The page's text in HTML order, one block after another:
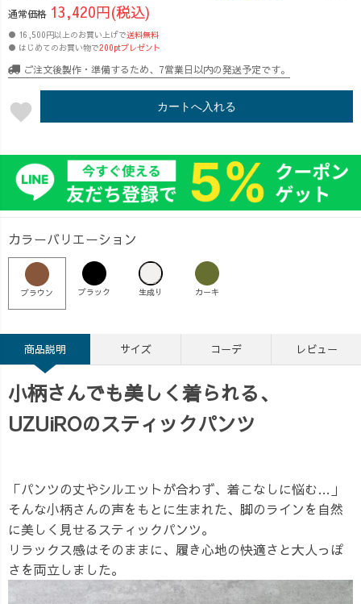
通常価格 13,420円(税込)
● 16,500円以上のお買い上げで送料無料
● はじめてのお買い物で200ptプレゼント
ご注文後製作・準備するため、7営業日以内の発送予定です。
favorite カートへ入れる
カラーバリエーション
ブラウン ブラック 生成り カーキ
商品説明 サイズ コーデ レビュー
小柄さんでも美しく着られる、
UZUiROのスティックパンツ
「パンツの丈やシルエットが合わず、着こなしに悩む…」
そんな小柄さんの声をもとに生まれた、脚のラインを自然
に美しく見せるスティックパンツ。
リラックス感はそのままに、履き心地の快適さと大人っぽ
さを両立しました。